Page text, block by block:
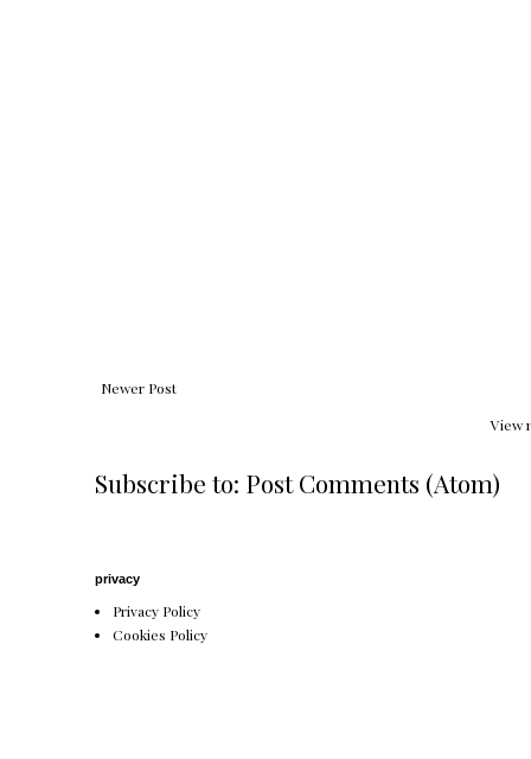
Newer Post
View
Subscribe to: Post Comments (Atom)
privacy
Privacy Policy
Cookies Policy